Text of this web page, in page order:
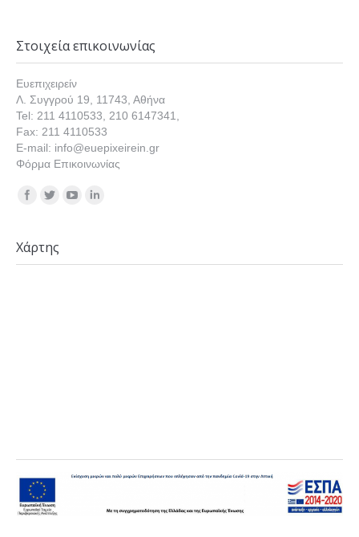
Στοιχεία επικοινωνίας
Ευεπιχειρείν
Λ. Συγγρού 19, 11743, Αθήνα
Tel: 211 4110533, 210 6147341,
Fax: 211 4110533
E-mail: info@euepixeirein.gr
Φόρμα Επικοινωνίας
Find us on:
Χάρτης